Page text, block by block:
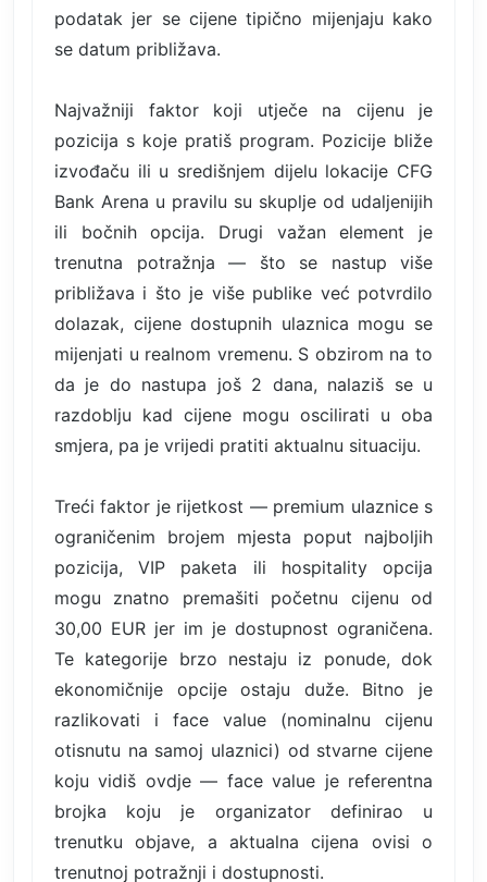
podatak jer se cijene tipično mijenjaju kako
se datum približava.
Najvažniji faktor koji utječe na cijenu je
pozicija s koje pratiš program. Pozicije bliže
izvođaču ili u središnjem dijelu lokacije CFG
Bank Arena u pravilu su skuplje od udaljenijih
ili bočnih opcija. Drugi važan element je
trenutna potražnja — što se nastup više
približava i što je više publike već potvrdilo
dolazak, cijene dostupnih ulaznica mogu se
mijenjati u realnom vremenu. S obzirom na to
da je do nastupa još 2 dana, nalaziš se u
razdoblju kad cijene mogu oscilirati u oba
smjera, pa je vrijedi pratiti aktualnu situaciju.
Treći faktor je rijetkost — premium ulaznice s
ograničenim brojem mjesta poput najboljih
pozicija, VIP paketa ili hospitality opcija
mogu znatno premašiti početnu cijenu od
30,00 EUR jer im je dostupnost ograničena.
Te kategorije brzo nestaju iz ponude, dok
ekonomičnije opcije ostaju duže. Bitno je
razlikovati i face value (nominalnu cijenu
otisnutu na samoj ulaznici) od stvarne cijene
koju vidiš ovdje — face value je referentna
brojka koju je organizator definirao u
trenutku objave, a aktualna cijena ovisi o
trenutnoj potražnji i dostupnosti.